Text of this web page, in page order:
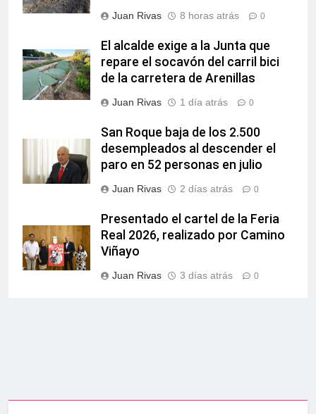
Juan Rivas 8 horas atrás 0
El alcalde exige a la Junta que
repare el socavón del carril bici
de la carretera de Arenillas
Juan Rivas 1 día atrás 0
San Roque baja de los 2.500
desempleados al descender el
paro en 52 personas en julio
Juan Rivas 2 días atrás 0
Presentado el cartel de la Feria
Real 2026, realizado por Camino
Viñayo
Juan Rivas 3 días atrás 0